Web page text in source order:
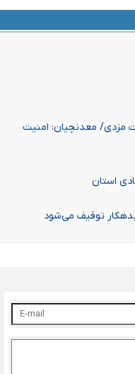
مزدی/ معدنچیان: امنیت
استان
بدهکار توقیف می‌شود